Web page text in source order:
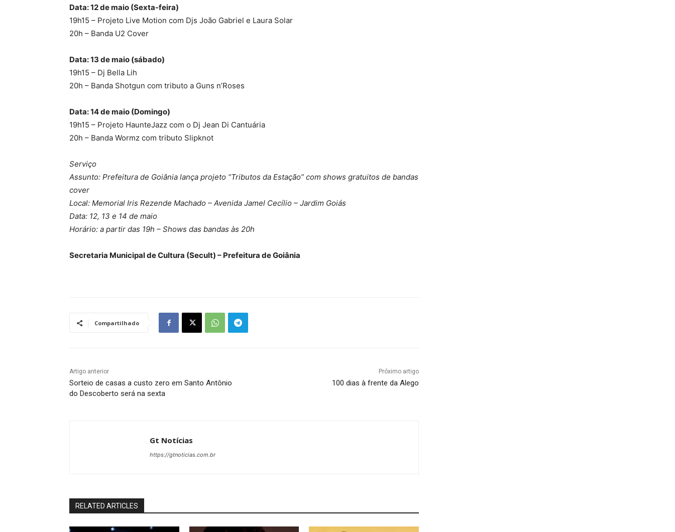
Data: 12 de maio (Sexta-feira)
19h15 – Projeto Live Motion com Djs João Gabriel e Laura Solar
20h – Banda U2 Cover
Data: 13 de maio (sábado)
19h15 – Dj Bella Lih
20h – Banda Shotgun com tributo a Guns n’Roses
Data: 14 de maio (Domingo)
19h15 – Projeto HaunteJazz com o Dj Jean Di Cantuária
20h – Banda Wormz com tributo Slipknot
Serviço
Assunto: Prefeitura de Goiânia lança projeto “Tributos da Estação” com shows gratuitos de bandas
cover
Local: Memorial Iris Rezende Machado – Avenida Jamel Cecílio – Jardim Goiás
Data: 12, 13 e 14 de maio
Horário: a partir das 19h – Shows das bandas às 20h
Secretaria Municipal de Cultura (Secult) – Prefeitura de Goiânia
Compartilhado
Artigo anterior
Sorteio de casas a custo zero em Santo Antônio
do Descoberto será na sexta
Próximo artigo
100 dias à frente da Alego
Gt Notícias
https://gtnoticias.com.br
RELATED ARTICLES